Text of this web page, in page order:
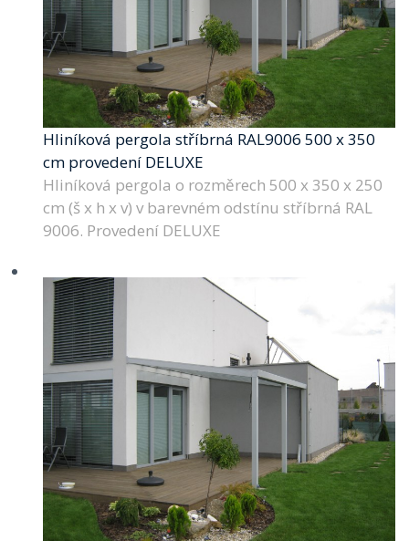
Hliníková pergola stříbrná RAL9006 500 x 350
cm provedení DELUXE
Hliníková pergola o rozměrech 500 x 350 x 250
cm (š x h x v) v barevném odstínu stříbrná RAL
9006. Provedení DELUXE